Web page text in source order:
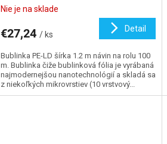
Nie je na sklade
€27,24 / ks
Detail
Bublinka PE-LD šírka 1.2 m návin na rolu 100
m. Bublinka čiže bublinková fólia je vyrábaná
najmodernejšou nanotechnológií a skladá sa
z niekoľkých mikrovrstiev (10 vrstvový...